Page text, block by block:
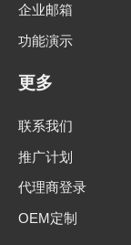
企业邮箱
功能演示
更多
联系我们
推广计划
代理商登录
OEM定制